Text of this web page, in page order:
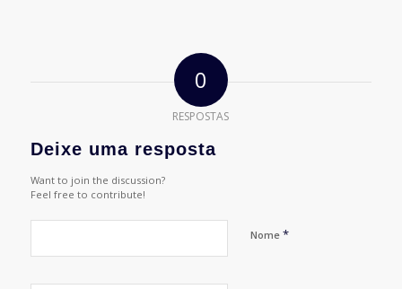
0
RESPOSTAS
Deixe uma resposta
Want to join the discussion?
Feel free to contribute!
Nome *